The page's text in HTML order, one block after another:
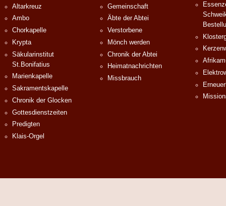
Altarkreuz
Ambo
Chorkapelle
Krypta
Säkularinstitut
St.Bonifatius
Marienkapelle
Sakramentskapelle
Chronik der Glocken
Gottesdienstzeiten
Predigten
Klais-Orgel
Gemeinschaft
Äbte der Abtei
Verstorbene
Mönch werden
Chronik der Abtei
Heimatnachrichten
Missbrauch